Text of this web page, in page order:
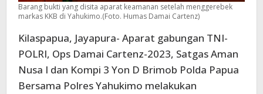
Barang bukti yang disita aparat keamanan setelah menggerebek
markas KKB di Yahukimo.(Foto. Humas Damai Cartenz)
Kilaspapua, Jayapura- Aparat gabungan TNI-
POLRI, Ops Damai Cartenz-2023, Satgas Aman
Nusa I dan Kompi 3 Yon D Brimob Polda Papua
Bersama Polres Yahukimo melakukan